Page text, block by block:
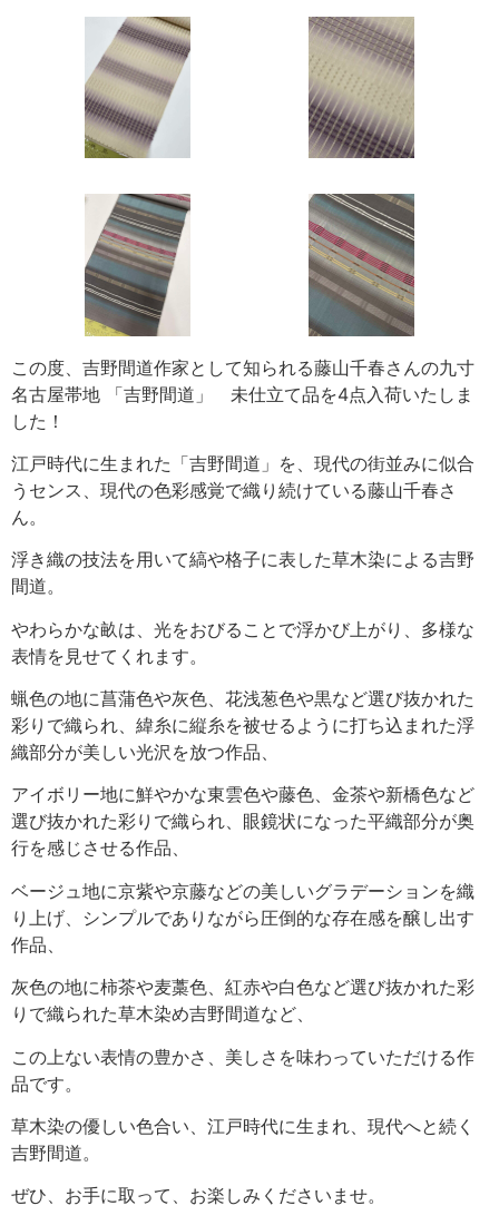
この度、吉野間道作家として知られる藤山千春さんの九寸
名古屋帯地 「吉野間道」 未仕立て品を4点入荷いたしま
した！
江戸時代に生まれた「吉野間道」を、現代の街並みに似合
うセンス、現代の色彩感覚で織り続けている藤山千春さ
ん。
浮き織の技法を用いて縞や格子に表した草木染による吉野
間道。
やわらかな畝は、光をおびることで浮かび上がり、多様な
表情を見せてくれます。
蝋色の地に菖蒲色や灰色、花浅葱色や黒など選び抜かれた
彩りで織られ、緯糸に縦糸を被せるように打ち込まれた浮
織部分が美しい光沢を放つ作品、
アイボリー地に鮮やかな東雲色や藤色、金茶や新橋色など
選び抜かれた彩りで織られ、眼鏡状になった平織部分が奥
行を感じさせる作品、
ベージュ地に京紫や京藤などの美しいグラデーションを織
り上げ、シンプルでありながら圧倒的な存在感を醸し出す
作品、
灰色の地に柿茶や麦藁色、紅赤や白色など選び抜かれた彩
りで織られた草木染め吉野間道など、
この上ない表情の豊かさ、美しさを味わっていただける作
品です。
草木染の優しい色合い、江戸時代に生まれ、現代へと続く
吉野間道。
ぜひ、お手に取って、お楽しみくださいませ。